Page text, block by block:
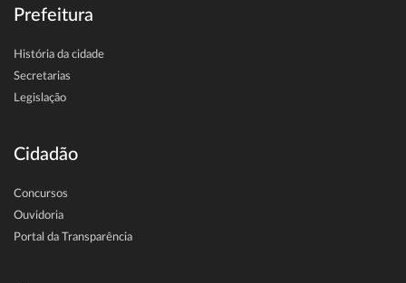
Prefeitura
História da cidade
Secretarias
Legislação
Cidadão
Concursos
Ouvidoria
Portal da Transparência